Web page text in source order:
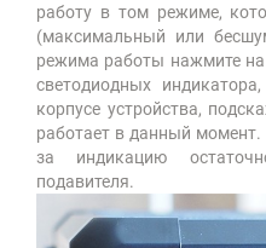
работу в том режиме,
(максимальный или
режима работы нажмите
светодиодных
корпусе устройства,
работает в данный
за индикацию
подавителя.